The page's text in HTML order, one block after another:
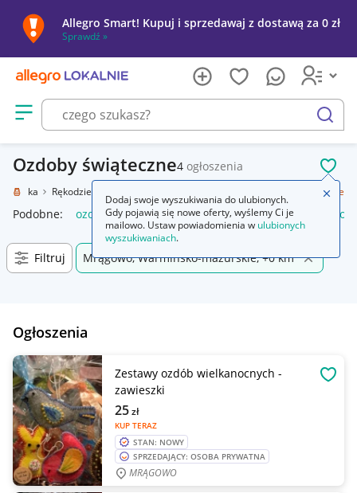
Allegro Smart! Kupuj i sprzedawaj z dostawą za 0 zł
Sprawdź »
Otwórz menu z kategoriami
szukaj
Ozdoby świąteczne4 ogłoszenia
i sztuka Rękodzieło Ozdoby świąteczne
Podobne: ozdoby świąteczne ozdoby świąteczne boże
Filtruj Mrągowo, Warmińsko-mazurskie, +0 km
Ogłoszenia
Zestawy ozdób wielkanocnych -
zawieszki
KUP TERAZ
25zł
STAN: NOWY
SPRZEDAJĄCY: OSOBA PRYWATNA
MRĄGOWO
Dodaj swoje wyszukiwania do ulubionych.
Gdy pojawią się nowe oferty, wyślemy Ci je
mailowo. Ustaw powiadomienia w ulubionych
wyszukiwaniach.